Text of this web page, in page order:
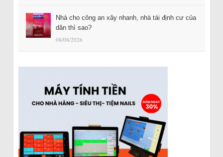
Nhà cho công an xây nhanh, nhà tái định cư của
dân thì sao?
08/08/2026